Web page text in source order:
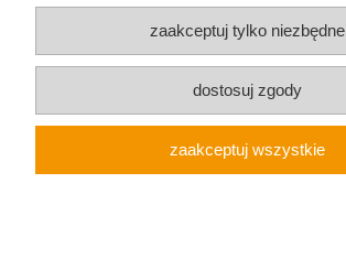
Moje konto
pokaż pełną wersję strony
zaakceptuj tylko niezbędne
dostosuj zgody
zaakceptuj wszystkie